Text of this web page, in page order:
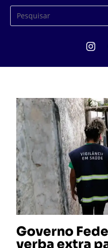
Governo
verba extra